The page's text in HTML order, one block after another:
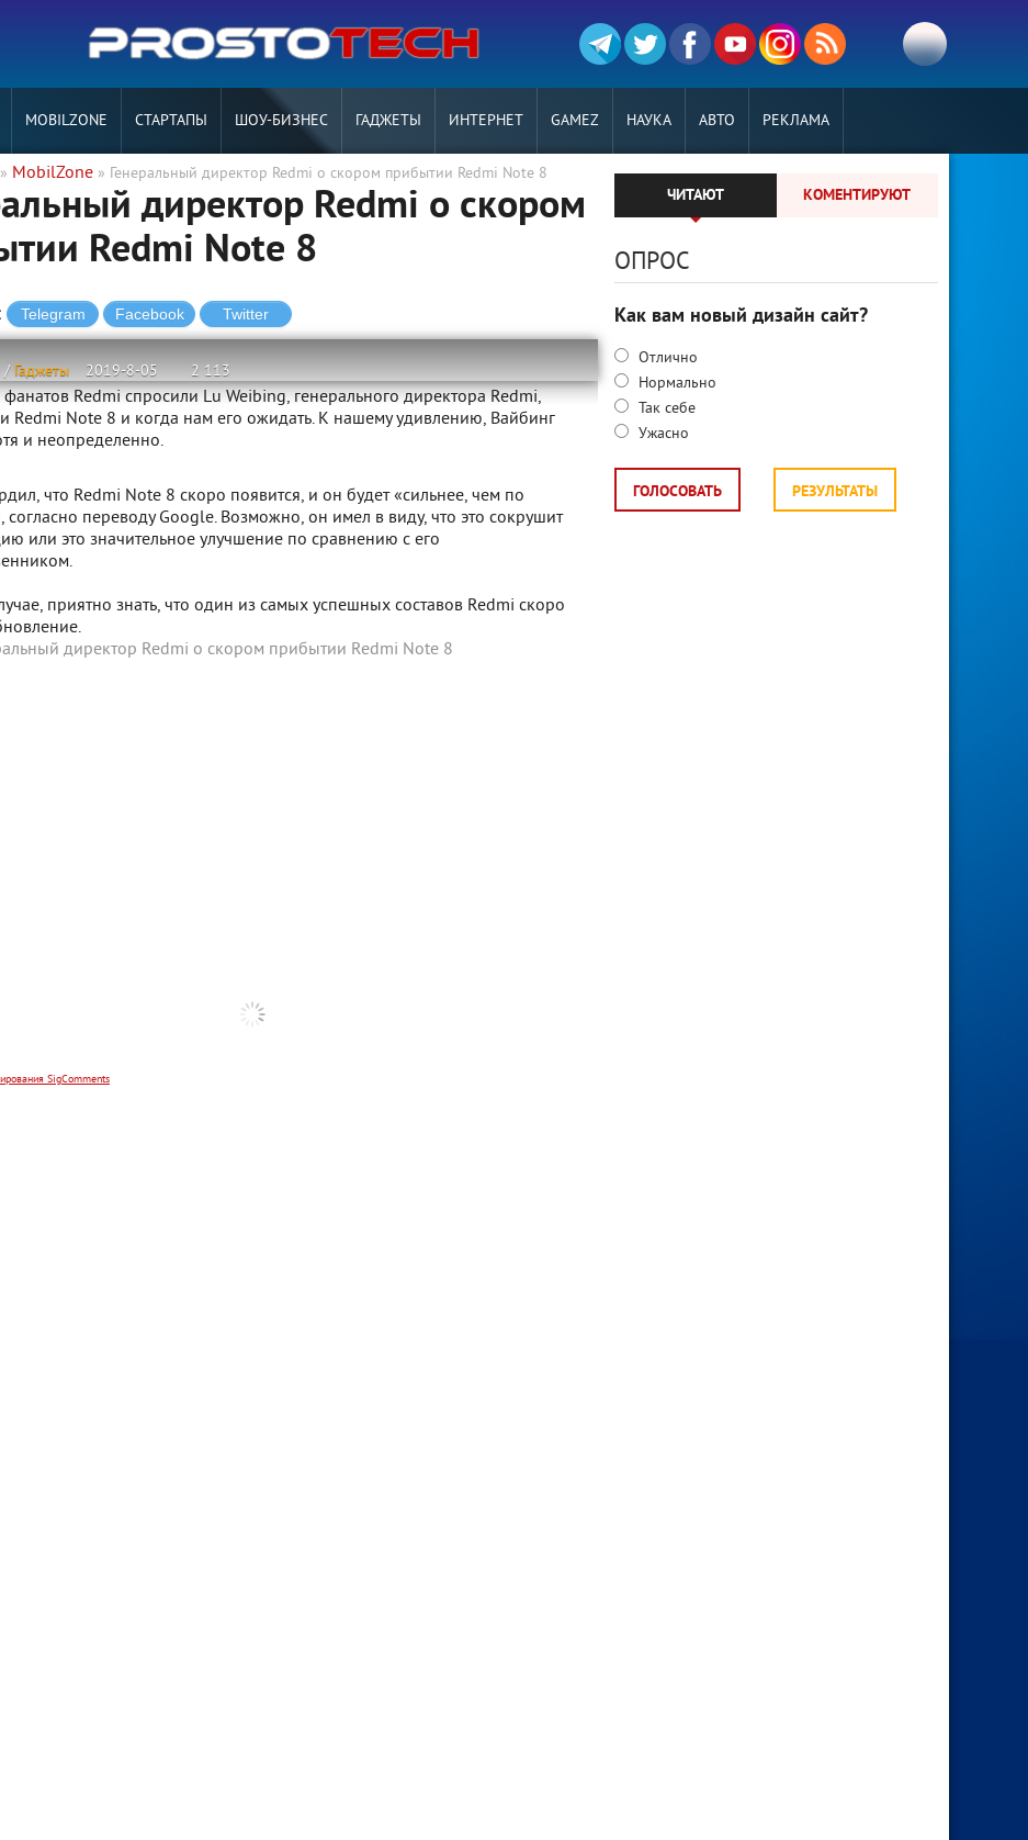
MOBILZONE СТАРТАПЫ ШОУ-БИЗНЕС ГАДЖЕТЫ ИНТЕРНЕТ GAMEZ НАУКА АВТО РЕКЛАМА
» MobilZone » Генеральный директор Redmi о скором прибытии Redmi Note 8
директор Redmi о скором
Redmi Note 8
/ Гаджеты 2019-8-05 2 113
Redmi спросили Lu Weibing, генерального директора Redmi,
Redmi Note 8 и когда нам его ожидать. К нашему удивлению, Вайбинг
и неопределенно.
что Redmi Note 8 скоро появится, и он будет «сильнее, чем по
согласно переводу Google. Возможно, он имел в виду, что это сокрушит
или это значительное улучшение по сравнению с его
приятно знать, что один из самых успешных составов Redmi скоро
директор Redmi о скором прибытии Redmi Note 8
ЧИТАЮТ КОМЕНТИРУЮТ
ОПРОС
Как вам новый дизайн сайт?
Отлично
Нормально
Так себе
Ужасно
ГОЛОСОВАТЬ РЕЗУЛЬТАТЫ